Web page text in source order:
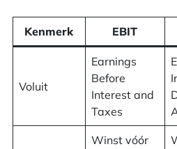
Formule om EBIT en
Veelgestelde vragen
Kenmerk EBIT
Voluit
Earnings
Before
Interest and
Taxes
Winst vóór